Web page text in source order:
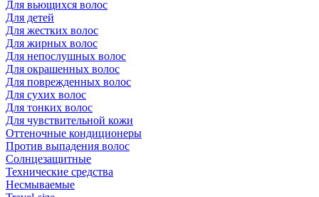
Для вьющихся волос
Для детей
Для жестких волос
Для жирных волос
Для непослушных волос
Для окрашенных волос
Для поврежденных волос
Для сухих волос
Для тонких волос
Для чувствительной кожи
Оттеночные кондиционеры
Против выпадения волос
Солнцезащитные
Технические средства
Несмываемые